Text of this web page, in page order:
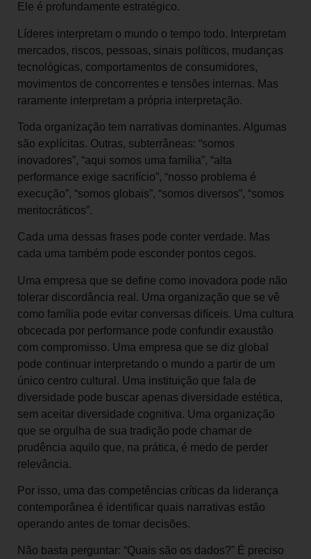
Ele é profundamente estratégico.
Líderes interpretam o mundo o tempo todo. Interpretam
mercados, riscos, pessoas, sinais políticos, mudanças
tecnológicas, comportamentos de consumidores,
movimentos de concorrentes e tensões internas. Mas
raramente interpretam a própria interpretação.
Toda organização tem narrativas dominantes. Algumas
são explícitas. Outras, subterrâneas: “somos
inovadores”, “aqui somos uma família”, “alta
performance exige sacrifício”, “nosso problema é
execução”, “somos globais”, “somos diversos”, “somos
meritocráticos”.
Cada uma dessas frases pode conter verdade. Mas
cada uma também pode esconder pontos cegos.
Uma empresa que se define como inovadora pode não
tolerar discordância real. Uma organização que se vê
como família pode evitar conversas difíceis. Uma cultura
obcecada por performance pode confundir exaustão
com compromisso. Uma empresa que se diz global
pode continuar interpretando o mundo a partir de um
único centro cultural. Uma instituição que fala de
diversidade pode buscar apenas diversidade estética,
sem aceitar diversidade cognitiva. Uma organização
que se orgulha de sua tradição pode chamar de
prudência aquilo que, na prática, é medo de perder
relevância.
Por isso, uma das competências críticas da liderança
contemporânea é identificar quais narrativas estão
operando antes de tomar decisões.
Não basta perguntar: “Quais são os dados?” É preciso